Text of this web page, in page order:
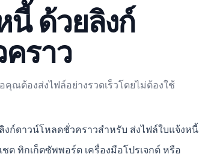
นี้ ด้วยลิงก์
ราว
ณต้องส่งไฟล์อย่างรวดเร็วโดยไม่ต้องใช้
งก์ดาวน์โหลดชั่วคราวสำหรับ ส่งไฟล์ใบแจ้งหนี้
ต ทิกเก็ตซัพพอร์ต เครื่องมือโปรเจกต์ หรือ